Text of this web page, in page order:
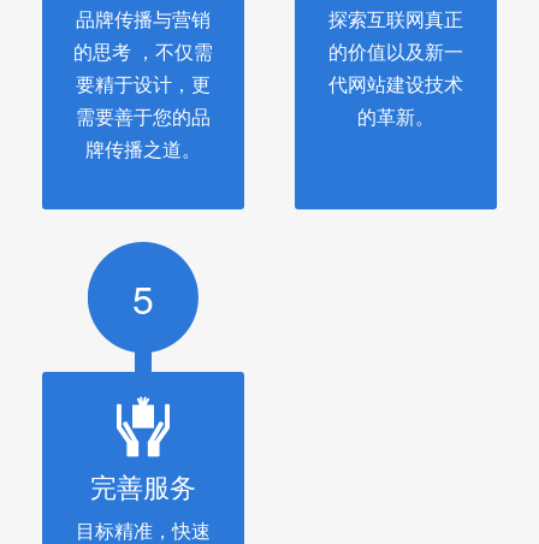
品牌传播与营销
的思考 ，不仅需
要精于设计，更
需要善于您的品
牌传播之道。
探索互联网真正
的价值以及新一
代网站建设技术
的革新。
5
完善服务
目标精准，快速